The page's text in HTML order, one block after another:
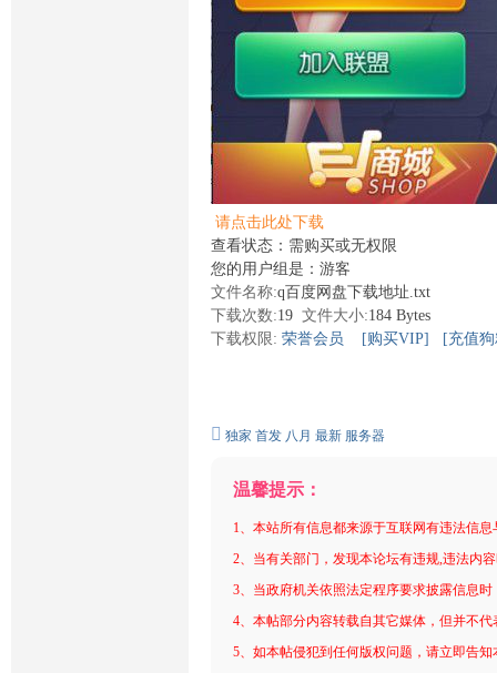
请点击此处下载
查看状态：需购买或无权限
您的用户组是：游客
文件名称:q百度网盘下载地址.txt
下载次数:19 文件大小:184 Bytes
下载权限: 荣誉会员 [购买VIP] [充值
独家 首发 八月 最新 服务器
温馨提示：
1、本站所有信息都来源于互联网有违法信
2、当有关部门，发现本论坛有违规,违法内
3、当政府机关依照法定程序要求披露信息
4、本帖部分内容转载自其它媒体，但并不
5、如本帖侵犯到任何版权问题，请立即告